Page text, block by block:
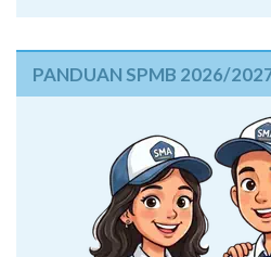
PANDUAN SPMB 2026/2027